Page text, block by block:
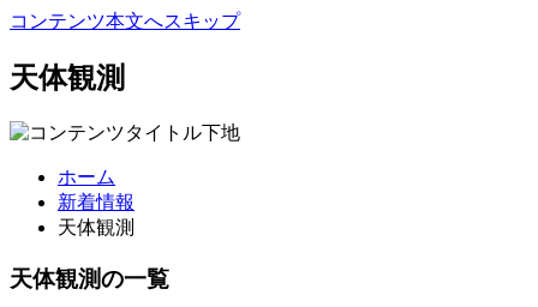
コンテンツ本文へスキップ
天体観測
ホーム
新着情報
天体観測
天体観測の一覧